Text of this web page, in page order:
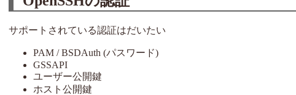
サポートされている認証はだいたい
PAM / BSDAuth (パスワード)
GSSAPI
ユーザー公開鍵
ホスト公開鍵